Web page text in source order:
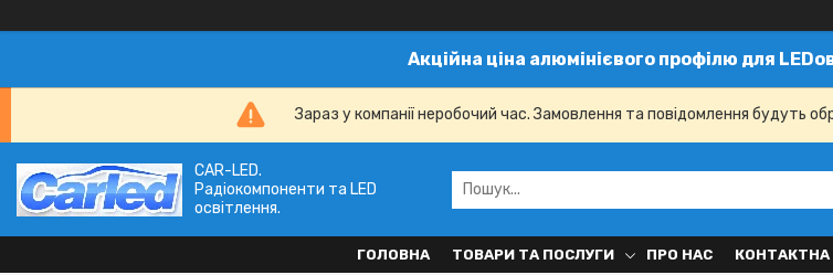
Акційна ціна алюмінієвого профілю для
Зараз у компанії неробочий час. Замовлення та повідомлення будуть
CAR-LED.
Радіокомпоненти та LED
освітлення.
ГОЛОВНА ТОВАРИ ТА ПОСЛУГИ ПРО НАС КОНТАКТНА